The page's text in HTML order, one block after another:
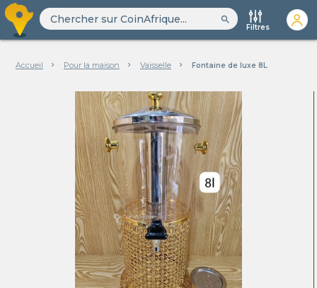
search
Filtres
Accueil Pour la maison Vaisselle Fontaine de luxe 8L